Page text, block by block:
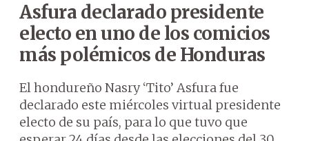
Asfura declarado presidente
electo en uno de los comicios
más polémicos de Honduras
El hondureño Nasry ‘Tito’ Asfura fue
declarado este miércoles virtual presidente
electo de su país, para lo que tuvo que